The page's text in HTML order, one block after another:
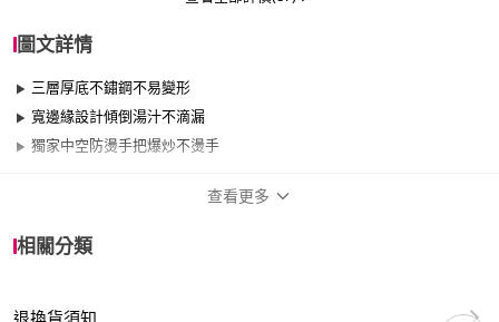
圖文詳情
三層厚底不鏽鋼不易變形
寬邊緣設計傾倒湯汁不滴漏
獨家中空防燙手把爆炒不燙手
尺寸
查看更多
相關分類
退換貨須知